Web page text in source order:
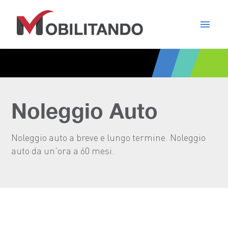
menu
Noleggio Auto
Noleggio auto a breve e lungo termine. Noleggio
auto da un'ora a 60 mesi.